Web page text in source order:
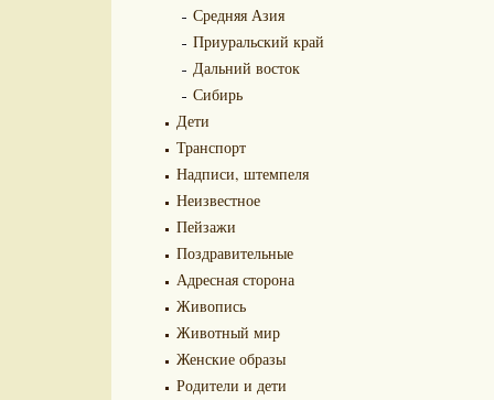
Средняя Азия
Приуральский край
Дальний восток
Сибирь
Дети
Транспорт
Надписи, штемпеля
Неизвестное
Пейзажи
Поздравительные
Адресная сторона
Живопись
Животный мир
Женские образы
Родители и дети